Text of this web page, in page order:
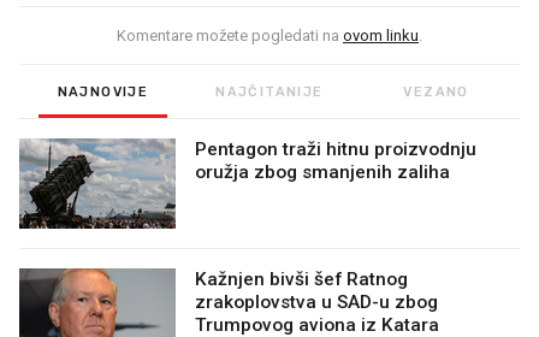
Komentare možete pogledati na ovom linku.
NAJNOVIJE NAJČITANIJE VEZANO
Pentagon traži hitnu proizvodnju
oružja zbog smanjenih zaliha
Kažnjen bivši šef Ratnog
zrakoplovstva u SAD-u zbog
Trumpovog aviona iz Katara